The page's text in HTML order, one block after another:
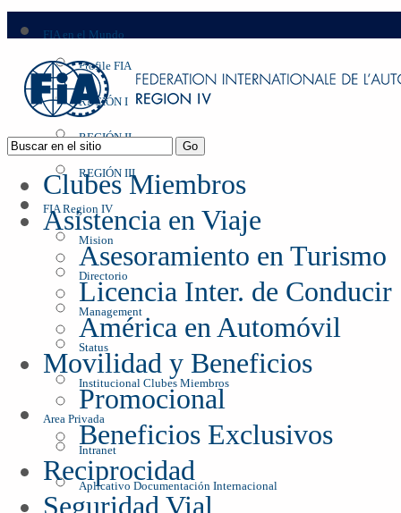
FIA en el Mundo
Profile FIA
REGIÓN I
REGIÓN II
REGIÓN III
FIA Region IV
Mision
Directorio
Management
Status
Institucional Clubes Miembros
Area Privada
Intranet
Aplicativo Documentación Internacional
Clubes Miembros
Asistencia en Viaje
Asesoramiento en Turismo
Licencia Inter. de Conducir
América en Automóvil
Movilidad y Beneficios
Promocional
Beneficios Exclusivos
Reciprocidad
Seguridad Vial